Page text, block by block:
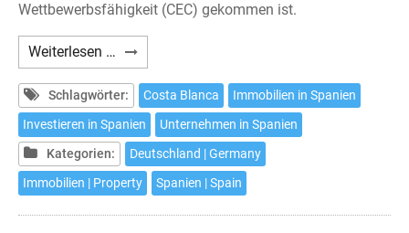
Wettbewerbsfähigkeit (CEC) gekommen ist.
Weiterlesen … Investments
an
der
Costa
Blanca
Schlagwörter: Costa Blanca
Immobilien in Spanien
Investieren in Spanien
Unternehmen in Spanien
Kategorien:
Deutschland | Germany
Immobilien | Property
Spanien | Spain